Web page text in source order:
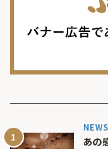
NEWS
あの